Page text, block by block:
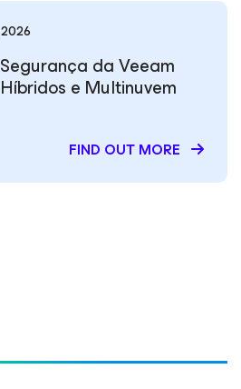
da Veeam
e Multinuvem
FIND OUT MORE